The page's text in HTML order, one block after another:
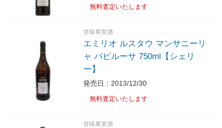
無料査定いたします
甘味果実酒
エミリオ ルスタウ マンサニーリ
ャ パピルーサ 750ml【シェリ
ー】
発売日：2013/12/30
無料査定いたします
甘味果実酒